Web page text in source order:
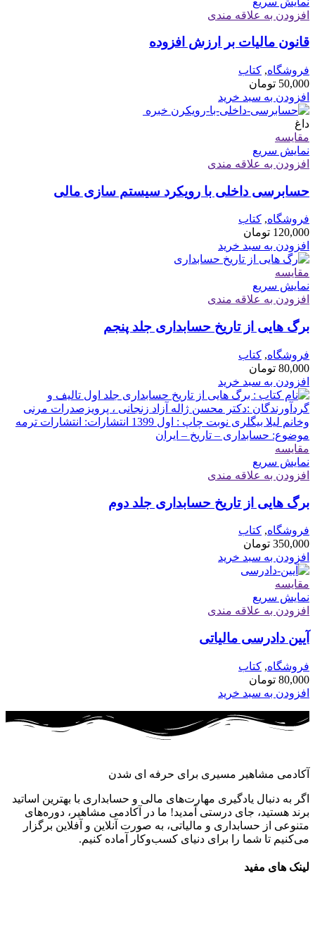
افزودن به علاقه مندی
قانون مالیات بر ارزش افزوده
فروشگاه, کتاب
50,000 تومان
افزودن به سبد خرید
داغ
مقايسه
نمایش سریع
افزودن به علاقه مندی
حسابرسی داخلی با رویکرد سیستم سازی مالی
فروشگاه, کتاب
120,000 تومان
افزودن به سبد خرید
مقايسه
نمایش سریع
افزودن به علاقه مندی
برگ هایی از تاریخ حسابداری جلد پنجم
فروشگاه, کتاب
80,000 تومان
افزودن به سبد خرید
مقايسه
نمایش سریع
افزودن به علاقه مندی
برگ هایی از تاریخ حسابداری جلد دوم
فروشگاه, کتاب
350,000 تومان
افزودن به سبد خرید
مقايسه
نمایش سریع
افزودن به علاقه مندی
آیین دادرسی مالیاتی
فروشگاه, کتاب
80,000 تومان
افزودن به سبد خرید
آکادمی مشاهیر مسیری برای حرفه ای شدن
اگر به دنبال یادگیری مهارت‌های مالی و حسابداری با بهترین اساتید
برند هستید، جای درستی آمدید! ما در آکادمی مشاهیر، دوره‌های
متنوعی از حسابداری و مالیاتی، به صورت آنلاین و آفلاین برگزار
می‌کنیم تا شما را برای دنیای کسب‌وکار آماده کنیم.
لینک های مفید